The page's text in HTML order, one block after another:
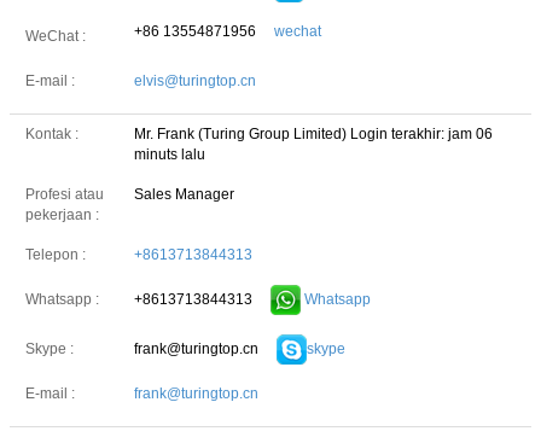
Kami akan segera menghubungi
Anda kembali!
WeChat : +86 13554871956 wechat
E-mail : elvis@turingtop.cn
Kontak : Mr. Frank (Turing Group Limited) Login terakhir: jam 06
minuts lalu
Profesi atau
pekerjaan :
Sales Manager
Telepon : +8613713844313
Whatsapp : +8613713844313 Whatsapp
Skype : frank@turingtop.cn skype
E-mail : frank@turingtop.cn